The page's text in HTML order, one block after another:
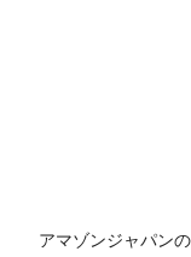
アマゾンジャパン